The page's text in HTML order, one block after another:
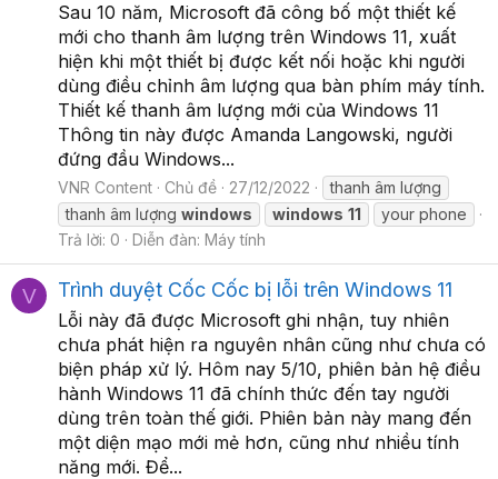
Sau 10 năm, Microsoft đã công bố một thiết kế
mới cho thanh âm lượng trên Windows 11, xuất
hiện khi một thiết bị được kết nối hoặc khi người
dùng điều chỉnh âm lượng qua bàn phím máy tính.
Thiết kế thanh âm lượng mới của Windows 11
Thông tin này được Amanda Langowski, người
đứng đầu Windows...
VNR Content Chủ đề 27/12/2022
thanh âm lượng
thanh âm lượng windows windows 11
your phone
Trả lời: 0
Diễn đàn: Máy tính
V Trình duyệt Cốc Cốc bị lỗi trên Windows 11
Lỗi này đã được Microsoft ghi nhận, tuy nhiên
chưa phát hiện ra nguyên nhân cũng như chưa có
biện pháp xử lý. Hôm nay 5/10, phiên bản hệ điều
hành Windows 11 đã chính thức đến tay người
dùng trên toàn thế giới. Phiên bản này mang đến
một diện mạo mới mẻ hơn, cũng như nhiều tính
năng mới. Để...